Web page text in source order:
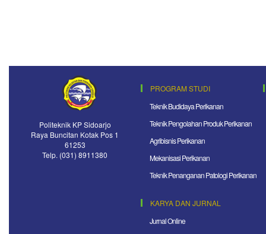
Politeknik KP Sidoarjo
Raya Buncitan Kotak Pos 1
61253
Telp. (031) 8911380
PROGRAM STUDI
Teknik Budidaya Perikanan
Teknik Pengolahan Produk Perikanan
Agribisnis Perikanan
Mekanisasi Perikanan
Teknik Penanganan Patologi Perikanan
KARYA DAN JURNAL
Jurnal Online